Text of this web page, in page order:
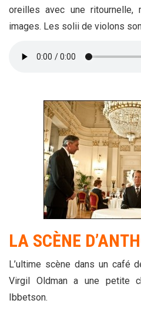
oreilles avec une
images. Les solii de violons
LA SCÈNE
L’ultime scène dans un café
Virgil Oldman a une petite
Ibbetson.